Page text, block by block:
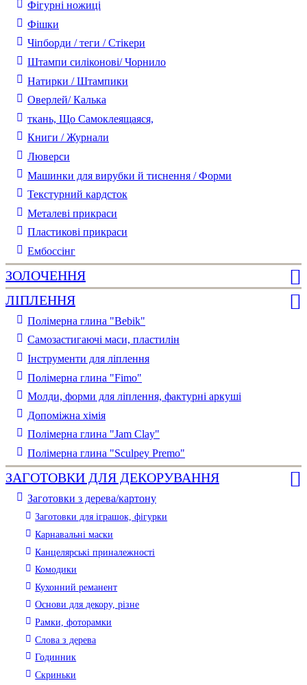
Фігурні ножиці
Фішки
Чіпборди / теги / Стікери
Штампи силіконові/ Чорнило
Натирки / Штампики
Оверлей/ Калька
ткань, Що Самоклеящаяся,
Книги / Журнали
Люверси
Машинки для вирубки й тиснення / Форми
Текстурний кардсток
Металеві прикраси
Пластикові прикраси
Ембоссінг
ЗОЛОЧЕННЯ
ЛІПЛЕННЯ
Полімерна глина "Bebik"
Самозастигаючі маси, пластилін
Інструменти для ліплення
Полімерна глина "Fimo"
Молди, форми для ліплення, фактурні аркуші
Допоміжна хімія
Полімерна глина "Jam Clay"
Полімерна глина "Sculpey Premo"
ЗАГОТОВКИ ДЛЯ ДЕКОРУВАННЯ
Заготовки з дерева/картону
Заготовки для іграшок, фігурки
Карнавальні маски
Канцелярські приналежності
Комодики
Кухонний реманент
Основи для декору, різне
Рамки, фоторамки
Слова з дерева
Годинник
Скриньки